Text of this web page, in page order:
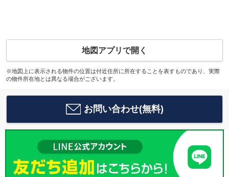
地図アプリで開く
※地図上に表示される物件の位置は付近住所に所在することを表すものであり、実際
の物件所在地とは異なる場合がございます。
お問い合わせ(無料)